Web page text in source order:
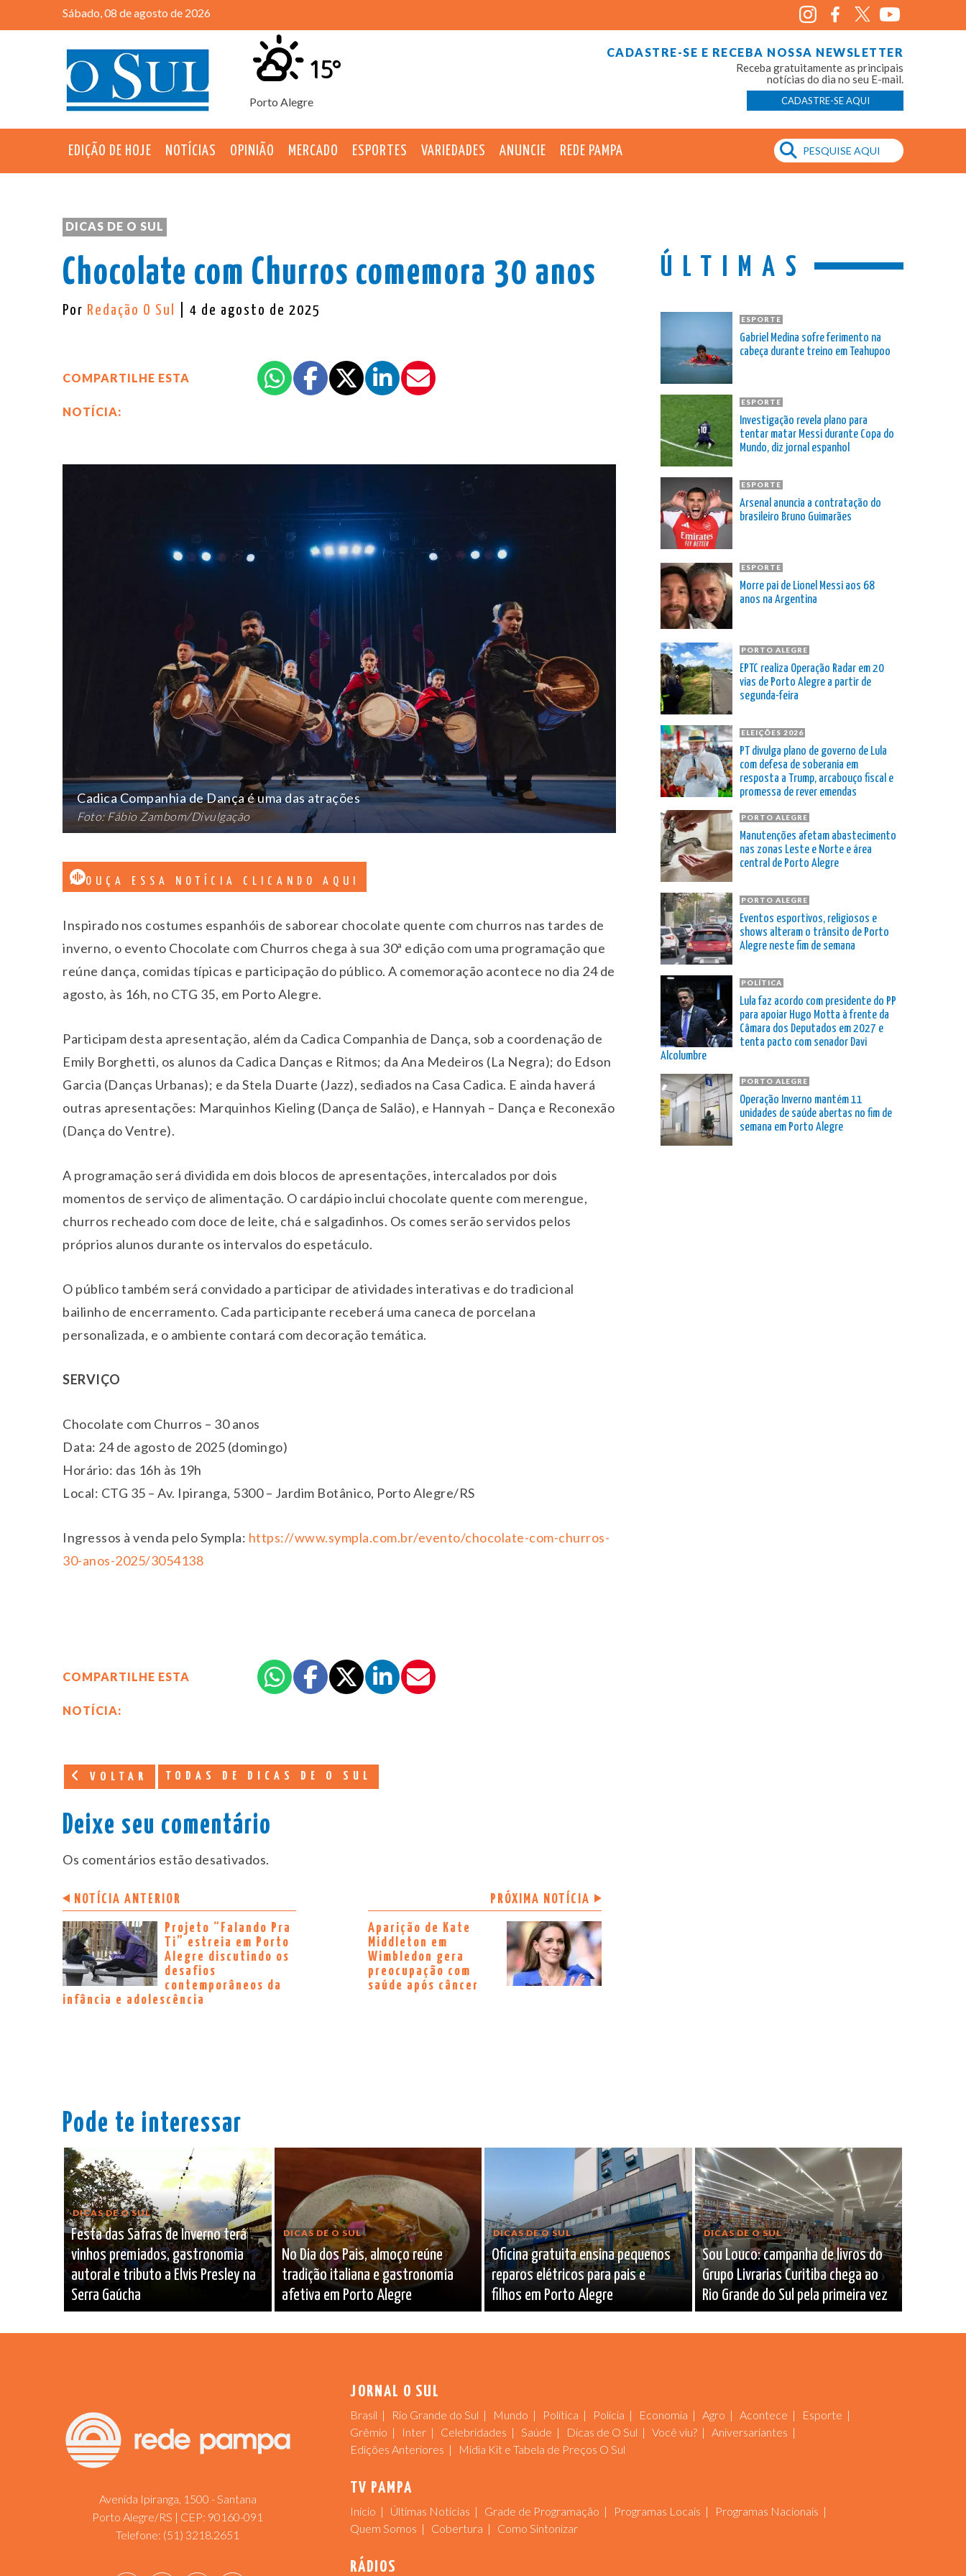
Sábado, 08 de agosto de 2026
Porto Alegre
15°
CADASTRE-SE E RECEBA NOSSA NEWSLETTER
Receba gratuitamente as principais
notícias do dia no seu E-mail.
CADASTRE-SE AQUI
EDIÇÃO DE HOJE NOTÍCIAS OPINIÃO MERCADO ESPORTES VARIEDADES ANUNCIE REDE PAMPA
DICAS DE O SUL
Chocolate com Churros comemora 30 anos
Por Redação O Sul | 4 de agosto de 2025
COMPARTILHE ESTA
NOTÍCIA:
Cadica Companhia de Dança é uma das atrações
Foto: Fábio Zambom/Divulgação
OUÇA ESSA NOTÍCIA CLICANDO AQUI
Inspirado nos costumes espanhóis de saborear chocolate quente com churros nas tardes de
inverno, o evento Chocolate com Churros chega à sua 30ª edição com uma programação que
reúne dança, comidas típicas e participação do público. A comemoração acontece no dia 24 de
agosto, às 16h, no CTG 35, em Porto Alegre.
Participam desta apresentação, além da Cadica Companhia de Dança, sob a coordenação de
Emily Borghetti, os alunos da Cadica Danças e Ritmos; da Ana Medeiros (La Negra); do Edson
Garcia (Danças Urbanas); e da Stela Duarte (Jazz), sediados na Casa Cadica. E ainda haverá
outras apresentações: Marquinhos Kieling (Dança de Salão), e Hannyah – Dança e Reconexão
(Dança do Ventre).
A programação será dividida em dois blocos de apresentações, intercalados por dois
momentos de serviço de alimentação. O cardápio inclui chocolate quente com merengue,
churros recheado com doce de leite, chá e salgadinhos. Os comes serão servidos pelos
próprios alunos durante os intervalos do espetáculo.
O público também será convidado a participar de atividades interativas e do tradicional
bailinho de encerramento. Cada participante receberá uma caneca de porcelana
personalizada, e o ambiente contará com decoração temática.
SERVIÇO
Chocolate com Churros – 30 anos
Data: 24 de agosto de 2025 (domingo)
Horário: das 16h às 19h
Local: CTG 35 – Av. Ipiranga, 5300 – Jardim Botânico, Porto Alegre/RS
Ingressos à venda pelo Sympla: https://www.sympla.com.br/evento/chocolate-com-churros-
30-anos-2025/3054138
COMPARTILHE ESTA
NOTÍCIA:
VOLTAR TODAS DE DICAS DE O SUL
Deixe seu comentário
Os comentários estão desativados.
NOTÍCIA ANTERIOR
Projeto “Falando Pra
Ti” estreia em Porto
Alegre discutindo os
desafios
contemporâneos da
infância e adolescência
PRÓXIMA NOTÍCIA
Aparição de Kate
Middleton em
Wimbledon gera
preocupação com
saúde após câncer
ÚLTIMAS
ESPORTE
Gabriel Medina sofre ferimento na
cabeça durante treino em Teahupoo
ESPORTE
Investigação revela plano para
tentar matar Messi durante Copa do
Mundo, diz jornal espanhol
ESPORTE
Arsenal anuncia a contratação do
brasileiro Bruno Guimarães
ESPORTE
Morre pai de Lionel Messi aos 68
anos na Argentina
PORTO ALEGRE
EPTC realiza Operação Radar em 20
vias de Porto Alegre a partir de
segunda-feira
ELEIÇÕES 2026
PT divulga plano de governo de Lula
com defesa de soberania em
resposta a Trump, arcabouço fiscal e
promessa de rever emendas
PORTO ALEGRE
Manutenções afetam abastecimento
nas zonas Leste e Norte e área
central de Porto Alegre
PORTO ALEGRE
Eventos esportivos, religiosos e
shows alteram o trânsito de Porto
Alegre neste fim de semana
POLÍTICA
Lula faz acordo com presidente do PP
para apoiar Hugo Motta à frente da
Câmara dos Deputados em 2027 e
tenta pacto com senador Davi
Alcolumbre
PORTO ALEGRE
Operação Inverno mantém 11
unidades de saúde abertas no fim de
semana em Porto Alegre
Pode te interessar
DICAS DE O SUL
Festa das Safras de Inverno terá
vinhos premiados, gastronomia
autoral e tributo a Elvis Presley na
Serra Gaúcha
DICAS DE O SUL
No Dia dos Pais, almoço reúne
tradição italiana e gastronomia
afetiva em Porto Alegre
DICAS DE O SUL
Oficina gratuita ensina pequenos
reparos elétricos para pais e
filhos em Porto Alegre
DICAS DE O SUL
Sou Louco: campanha de livros do
Grupo Livrarias Curitiba chega ao
Rio Grande do Sul pela primeira vez
Avenida Ipiranga, 1500 - Santana
Porto Alegre/RS | CEP: 90160-091
Telefone: (51) 3218.2651
JORNAL O SUL
Brasil Rio Grande do Sul Mundo Política Polícia Economia Agro Acontece
Esporte
Grêmio
Inter Celebridades Saúde Dicas de O Sul Você viu?
Aniversariantes
Edições Anteriores
Mídia Kit e Tabela de Preços O Sul
TV PAMPA
Início Últimas Notícias Grade de Programação Programas Locais
Programas Nacionais
Quem Somos
Cobertura Como Sintonizar
RÁDIOS